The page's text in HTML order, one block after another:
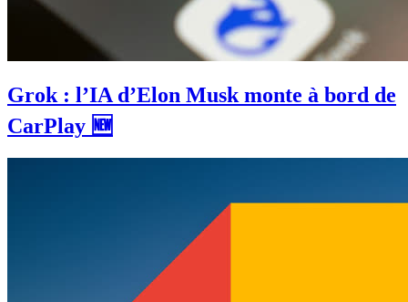
Grok : l’IA d’Elon Musk monte à bord de
CarPlay 🆕